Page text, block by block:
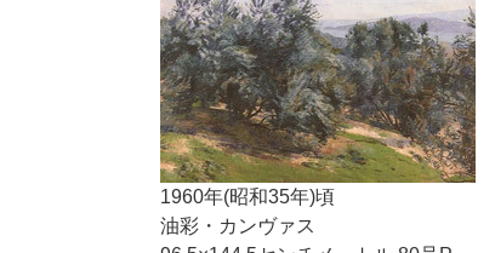
1960年(昭和35年)頃
油彩・カンヴァス